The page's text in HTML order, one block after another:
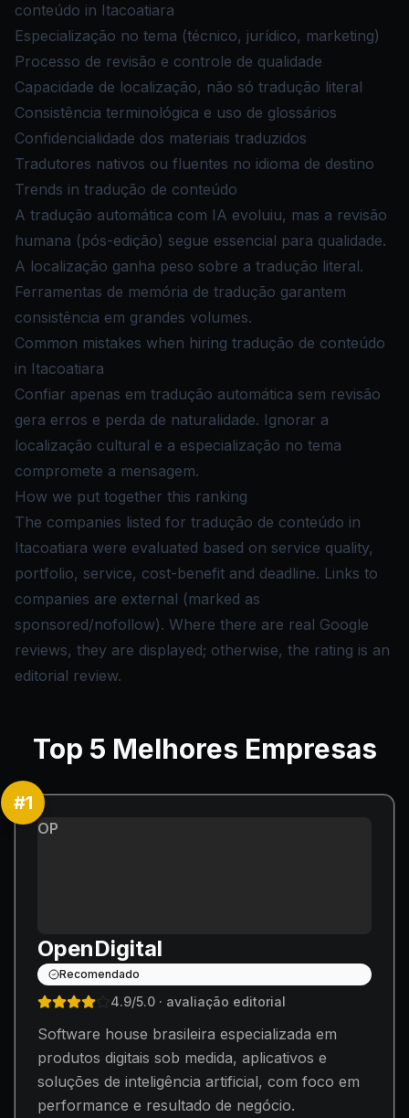
conteúdo in Itacoatiara
Especialização no tema (técnico, jurídico, marketing)
Processo de revisão e controle de qualidade
Capacidade de localização, não só tradução literal
Consistência terminológica e uso de glossários
Confidencialidade dos materiais traduzidos
Tradutores nativos ou fluentes no idioma de destino
Trends in tradução de conteúdo
A tradução automática com IA evoluiu, mas a revisão
humana (pós-edição) segue essencial para qualidade.
A localização ganha peso sobre a tradução literal.
Ferramentas de memória de tradução garantem
consistência em grandes volumes.
Common mistakes when hiring tradução de conteúdo
in Itacoatiara
Confiar apenas em tradução automática sem revisão
gera erros e perda de naturalidade. Ignorar a
localização cultural e a especialização no tema
compromete a mensagem.
How we put together this ranking
The companies listed for tradução de conteúdo in
Itacoatiara were evaluated based on service quality,
portfolio, service, cost-benefit and deadline. Links to
companies are external (marked as
sponsored/nofollow). Where there are real Google
reviews, they are displayed; otherwise, the rating is an
editorial review.
Top 5 Melhores Empresas
#1
OP
OpenDigital
Recomendado
4.9/5.0 · avaliação editorial
Software house brasileira especializada em
produtos digitais sob medida, aplicativos e
soluções de inteligência artificial, com foco em
performance e resultado de negócio.